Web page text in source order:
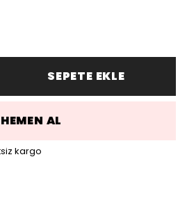
SEPETE EKLE
HEMEN AL
kargo